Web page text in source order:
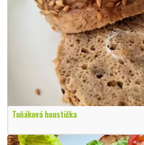
Tuňáková houstička